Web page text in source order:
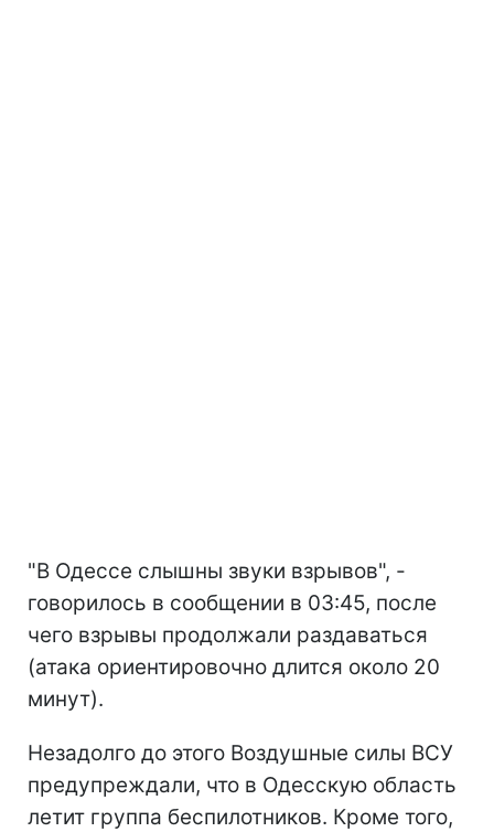
"В Одессе слышны звуки взрывов", -
говорилось в сообщении в 03:45, после
чего взрывы продолжали раздаваться
(атака ориентировочно длится около 20
минут).
Незадолго до этого Воздушные силы ВСУ
предупреждали, что в Одесскую область
летит группа беспилотников. Кроме того,